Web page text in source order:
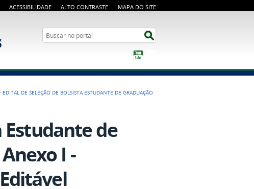
ACESSIBILIDADE ALTO CONTRASTE MAPA DO SITE
Busca
EDITAL DE SELEÇÃO DE BOLSISTA ESTUDANTE DE GRADUAÇÃO
Estudante de
I -